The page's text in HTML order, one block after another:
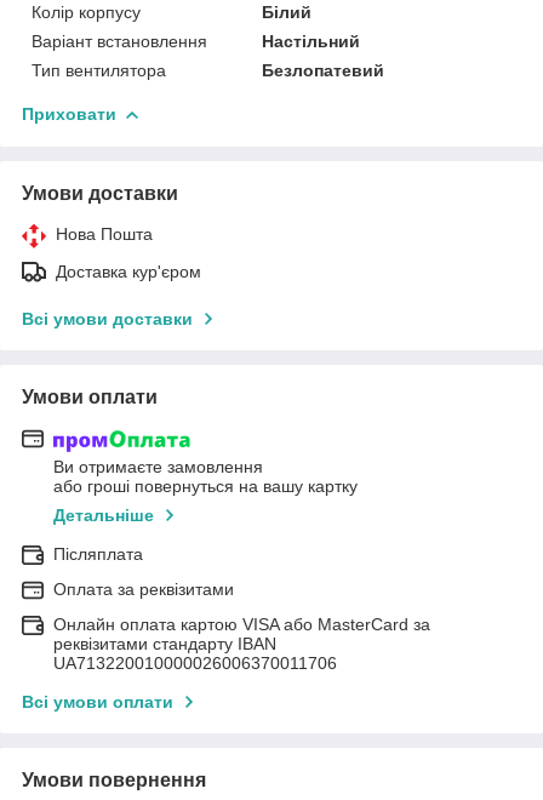
Колір корпусу
Білий
Варіант встановлення
Настільний
Тип вентилятора
Безлопатевий
Приховати
Умови доставки
Нова Пошта
Доставка кур'єром
Всі умови доставки
Умови оплати
Ви отримаєте замовлення
або гроші повернуться на вашу картку
Детальніше
Післяплата
Оплата за реквізитами
Онлайн оплата картою VISA або MasterCard за
реквізитами стандарту IBAN
UA713220010000026006370011706
Всі умови оплати
Умови повернення